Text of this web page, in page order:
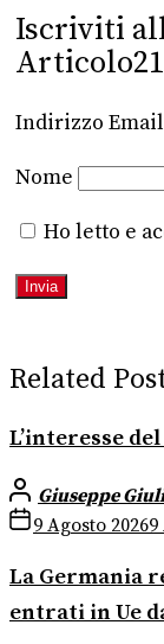
Iscriviti
Articolo21
Indirizzo
Nome
Ho letto e
Related
L’interesse
Giuseppe
9 Agosto 20269
La Germania
entrati in Ue